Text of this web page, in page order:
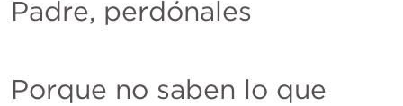
Padre, perdónales
Porque no saben lo que